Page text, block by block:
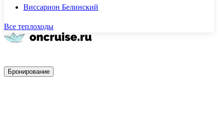
Виссарион Белинский
Все теплоходы
Бронирование